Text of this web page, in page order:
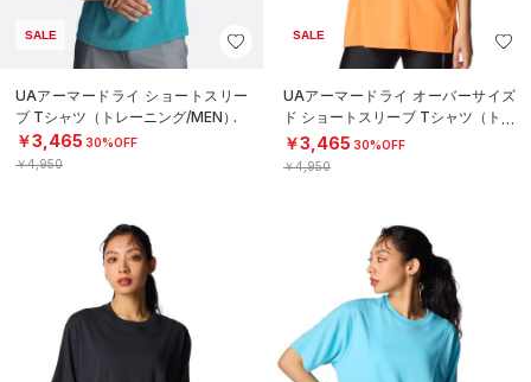
SALE
UAアーマードライ ショートスリー
ブ Tシャツ（トレーニング/MEN）
￥3,465 30%OFF
￥4,950
SALE
UAアーマードライ オーバーサイズ
ド ショートスリーブ Tシャツ（トレ
ーニング/WOMEN）
￥3,465 30%OFF
￥4,950